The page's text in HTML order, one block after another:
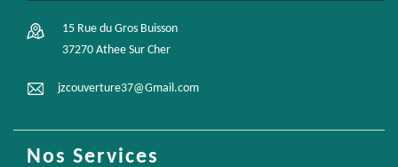
15 Rue du Gros Buisson
37270 Athee Sur Cher
jzcouverture37@Gmail.com
Nos Services